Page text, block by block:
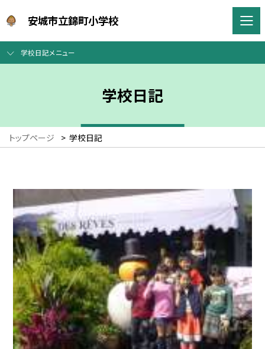
安城市立錦町小学校
学校日記メニュー
学校日記
トップページ > 学校日記